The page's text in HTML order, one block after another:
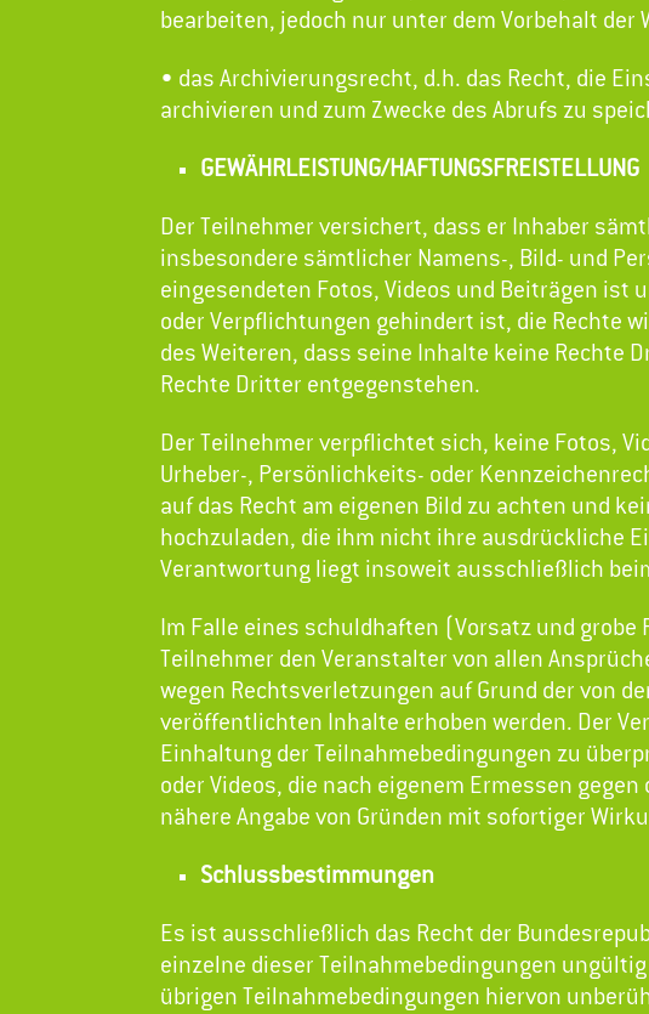
bearbeiten, jedoch nur unter dem Vorbehalt der
• das Archivierungsrecht, d.h. das Recht, die
archivieren und zum Zwecke des Abrufs zu
GEWÄHRLEISTUNG/HAFTUNGSFREISTELLUNG
Der Teilnehmer versichert, dass er Inhaber
insbesondere sämtlicher Namens-, Bild- und
eingesendeten Fotos, Videos und Beiträgen ist
oder Verpflichtungen gehindert ist, die Rechte
des Weiteren, dass seine Inhalte keine Rechte
Rechte Dritter entgegenstehen.
Der Teilnehmer verpflichtet sich, keine Fotos,
Urheber-, Persönlichkeits- oder
auf das Recht am eigenen Bild zu achten und
hochzuladen, die ihm nicht ihre ausdrückliche
Verantwortung liegt insoweit ausschließlich
Im Falle eines schuldhaften (Vorsatz und
Teilnehmer den Veranstalter von allen
wegen Rechtsverletzungen auf Grund der von
veröffentlichten Inhalte erhoben werden. Der
Einhaltung der Teilnahmebedingungen zu
oder Videos, die nach eigenem Ermessen
nähere Angabe von Gründen mit sofortiger
Schlussbestimmungen
Es ist ausschließlich das Recht der
einzelne dieser Teilnahmebedingungen
übrigen Teilnahmebedingungen hiervon